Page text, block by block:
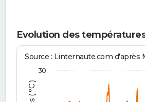
Evolution des
Source : Linternaute.com d'après
30